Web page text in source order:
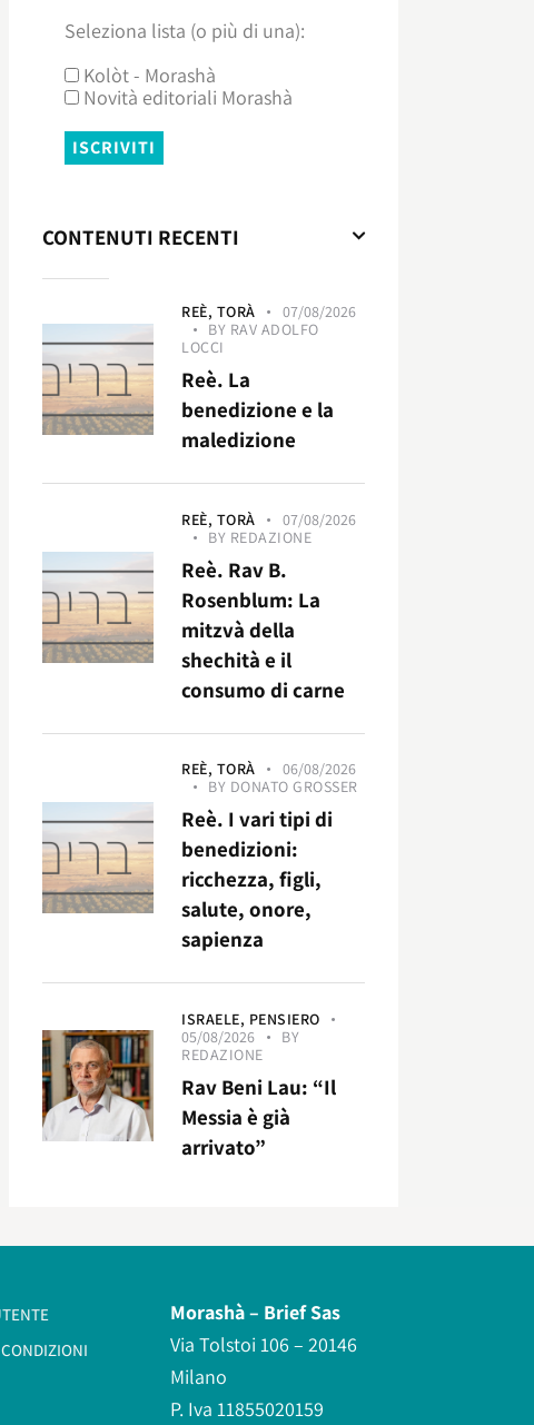
Seleziona lista (o più di una):
Kolòt - Morashà
Novità editoriali Morashà
CONTENUTI RECENTI
REÈ, TORÀ
07/08/2026
BY RAV ADOLFO
LOCCI
Reè. La
benedizione e la
maledizione
REÈ, TORÀ
07/08/2026
BY REDAZIONE
Reè. Rav B.
Rosenblum: La
mitzvà della
shechità e il
consumo di carne
REÈ, TORÀ
06/08/2026
BY DONATO GROSSER
Reè. I vari tipi di
benedizioni:
ricchezza, figli,
salute, onore,
sapienza
ISRAELE, PENSIERO
05/08/2026
BY
REDAZIONE
Rav Beni Lau: “Il
Messia è già
arrivato”
Morashà – Brief Sas
Via Tolstoi 106 – 20146
Milano
P. Iva 11855020159